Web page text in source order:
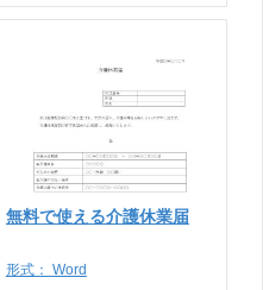
無料で使える介護休業届
形式： Word